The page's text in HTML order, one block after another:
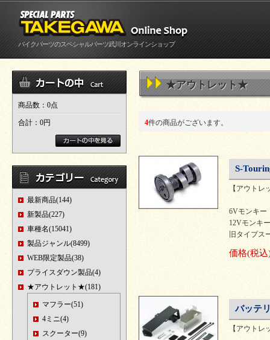
バイクパーツのスペシャルパーツ武川オンラインショップ
商品数：0点
合計： 0円
最新商品(144)
新製品(227)
車種名(15041)
製品ジャンル(8499)
WEB限定製品(38)
プライスダウン製品(4)
★アウトレット★(181)
マフラー(51)
4ミニ(4)
スクーター(9)
★アウトレット★
4件の商品がございます。
S-
【アウトレ
6Vモンキー
12Vモンキ
旧タイプス
価格(税込
バッテ
【アウトレ